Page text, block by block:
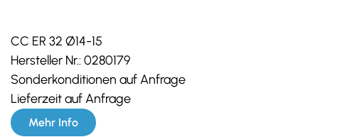
CC ER 32 Ø14-15
Hersteller Nr.: 0280179
Sonderkonditionen auf Anfrage
Lieferzeit auf Anfrage
Mehr Info